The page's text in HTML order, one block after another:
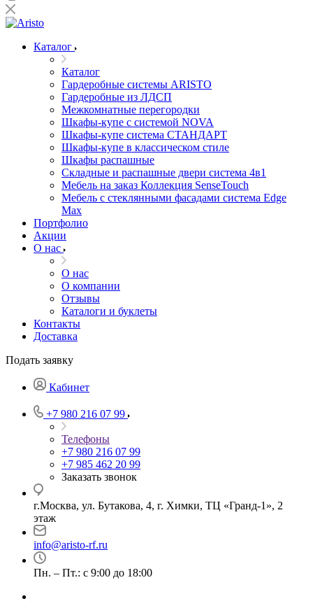
Каталог
Каталог
Гардеробные системы ARISTO
Гардеробные из ЛДСП
Межкомнатные перегородки
Шкафы-купе с системой NOVA
Шкафы-купе система СТАНДАРТ
Шкафы-купе в классическом стиле
Шкафы распашные
Складные и распашные двери система 4в1
Мебель на заказ Коллекция SenseTouch
Мебель с стеклянными фасадами система Edge
Max
Портфолио
Акции
О нас
О нас
О компании
Отзывы
Каталоги и буклеты
Контакты
Доставка
Подать заявку
Кабинет
+7 980 216 07 99
Телефоны
+7 980 216 07 99
+7 985 462 20 99
Заказать звонок
г.Москва, ул. Бутакова, 4, г. Химки, ТЦ «Гранд-1», 2
этаж
info@aristo-rf.ru
Пн. – Пт.: с 9:00 до 18:00